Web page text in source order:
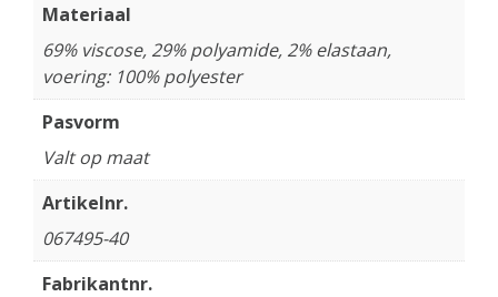
Materiaal
69% viscose, 29% polyamide, 2% elastaan,
voering: 100% polyester
Pasvorm
Valt op maat
Artikelnr.
067495-40
Fabrikantnr.